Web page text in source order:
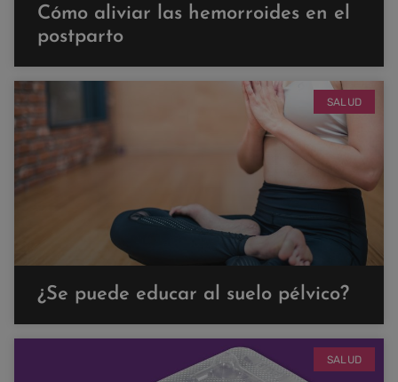
Cómo aliviar las hemorroides en el
postparto
SALUD
¿Se puede educar al suelo pélvico?
SALUD